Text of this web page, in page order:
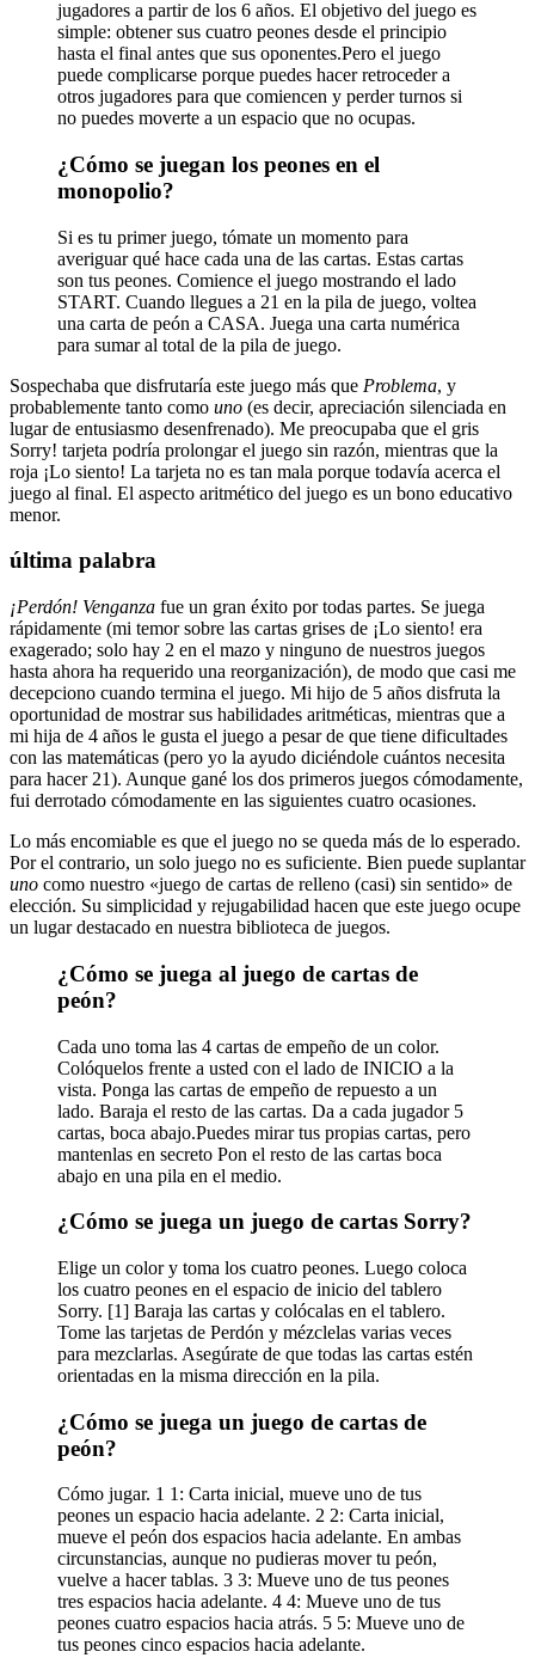
jugadores a partir de los 6 años. El objetivo del juego es
simple: obtener sus cuatro peones desde el principio
hasta el final antes que sus oponentes.Pero el juego
puede complicarse porque puedes hacer retroceder a
otros jugadores para que comiencen y perder turnos si
no puedes moverte a un espacio que no ocupas.
¿Cómo se juegan los peones en el
monopolio?
Si es tu primer juego, tómate un momento para
averiguar qué hace cada una de las cartas. Estas cartas
son tus peones. Comience el juego mostrando el lado
START. Cuando llegues a 21 en la pila de juego, voltea
una carta de peón a CASA. Juega una carta numérica
para sumar al total de la pila de juego.
Sospechaba que disfrutaría este juego más que Problema, y
probablemente tanto como uno (es decir, apreciación silenciada en
lugar de entusiasmo desenfrenado). Me preocupaba que el gris
Sorry! tarjeta podría prolongar el juego sin razón, mientras que la
roja ¡Lo siento! La tarjeta no es tan mala porque todavía acerca el
juego al final. El aspecto aritmético del juego es un bono educativo
menor.
última palabra
¡Perdón! Venganza fue un gran éxito por todas partes. Se juega
rápidamente (mi temor sobre las cartas grises de ¡Lo siento! era
exagerado; solo hay 2 en el mazo y ninguno de nuestros juegos
hasta ahora ha requerido una reorganización), de modo que casi me
decepciono cuando termina el juego. Mi hijo de 5 años disfruta la
oportunidad de mostrar sus habilidades aritméticas, mientras que a
mi hija de 4 años le gusta el juego a pesar de que tiene dificultades
con las matemáticas (pero yo la ayudo diciéndole cuántos necesita
para hacer 21). Aunque gané los dos primeros juegos cómodamente,
fui derrotado cómodamente en las siguientes cuatro ocasiones.
Lo más encomiable es que el juego no se queda más de lo esperado.
Por el contrario, un solo juego no es suficiente. Bien puede suplantar
uno como nuestro «juego de cartas de relleno (casi) sin sentido» de
elección. Su simplicidad y rejugabilidad hacen que este juego ocupe
un lugar destacado en nuestra biblioteca de juegos.
¿Cómo se juega al juego de cartas de
peón?
Cada uno toma las 4 cartas de empeño de un color.
Colóquelos frente a usted con el lado de INICIO a la
vista. Ponga las cartas de empeño de repuesto a un
lado. Baraja el resto de las cartas. Da a cada jugador 5
cartas, boca abajo.Puedes mirar tus propias cartas, pero
mantenlas en secreto Pon el resto de las cartas boca
abajo en una pila en el medio.
¿Cómo se juega un juego de cartas Sorry?
Elige un color y toma los cuatro peones. Luego coloca
los cuatro peones en el espacio de inicio del tablero
Sorry. [1] Baraja las cartas y colócalas en el tablero.
Tome las tarjetas de Perdón y mézclelas varias veces
para mezclarlas. Asegúrate de que todas las cartas estén
orientadas en la misma dirección en la pila.
¿Cómo se juega un juego de cartas de
peón?
Cómo jugar. 1 1: Carta inicial, mueve uno de tus
peones un espacio hacia adelante. 2 2: Carta inicial,
mueve el peón dos espacios hacia adelante. En ambas
circunstancias, aunque no pudieras mover tu peón,
vuelve a hacer tablas. 3 3: Mueve uno de tus peones
tres espacios hacia adelante. 4 4: Mueve uno de tus
peones cuatro espacios hacia atrás. 5 5: Mueve uno de
tus peones cinco espacios hacia adelante.